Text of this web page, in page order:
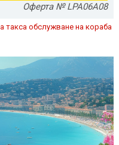
Оферта № LPA06A08
такса обслужване на кораба